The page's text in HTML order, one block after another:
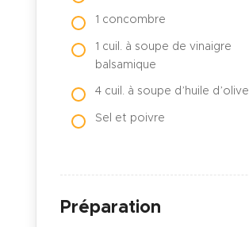
1 concombre
1 cuil. à soupe de vinaigre
balsamique
4 cuil. à soupe d’huile d’olive
Sel et poivre
Préparation